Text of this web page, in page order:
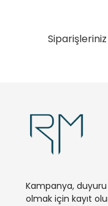
Kampanya,
olmak için kayıt